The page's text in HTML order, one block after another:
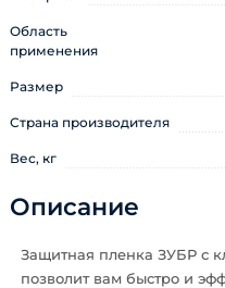
Область
применения
Размер
Страна производителя
Вес, кг
Описание
Защитная пленка ЗУБР с
позволит вам быстро и